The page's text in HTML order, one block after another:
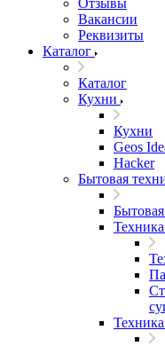
Отзывы
Вакансии
Реквизиты
Каталог
Каталог
Кухни
Кухни
Geos
Hacker
Бытовая